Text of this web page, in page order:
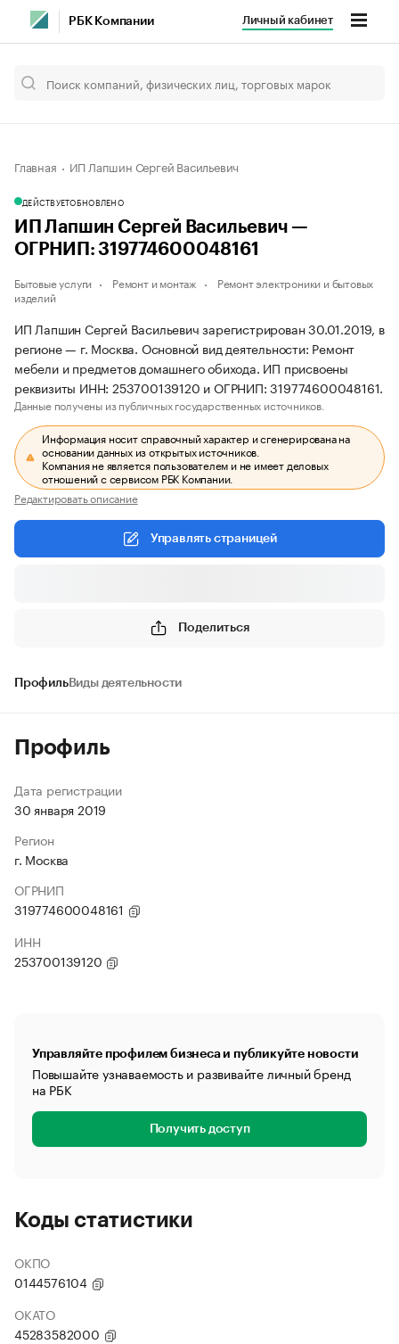
РБК Компании Личный кабинет
Главная ИП Лапшин Сергей Васильевич
ДЕЙСТВУЕТОБНОВЛЕНО
ИП Лапшин Сергей Васильевич —
ОГРНИП: 319774600048161
Бытовые услуги Ремонт и монтаж
Ремонт электроники и бытовых
изделий
ИП Лапшин Сергей Васильевич зарегистрирован 30.01.2019, в
регионе — г. Москва. Основной вид деятельности: Ремонт
мебели и предметов домашнего обихода. ИП присвоены
реквизиты ИНН: 253700139120 и ОГРНИП: 319774600048161.
Данные получены из публичных государственных источников.
Информация носит справочный характер и сгенерирована на
основании данных из открытых источников.
Компания не является пользователем и не имеет деловых
отношений с сервисом РБК Компании.
Редактировать описание
Управлять страницей
Поделиться
ПрофильВиды деятельности
Профиль
Дата регистрации
30 января 2019
Регион
г. Москва
ОГРНИП
319774600048161
ИНН
253700139120
Управляйте профилем бизнеса и публикуйте новости
Повышайте узнаваемость и развивайте личный бренд
на РБК
Получить доступ
Коды статистики
ОКПО
0144576104
ОКАТО
45283582000